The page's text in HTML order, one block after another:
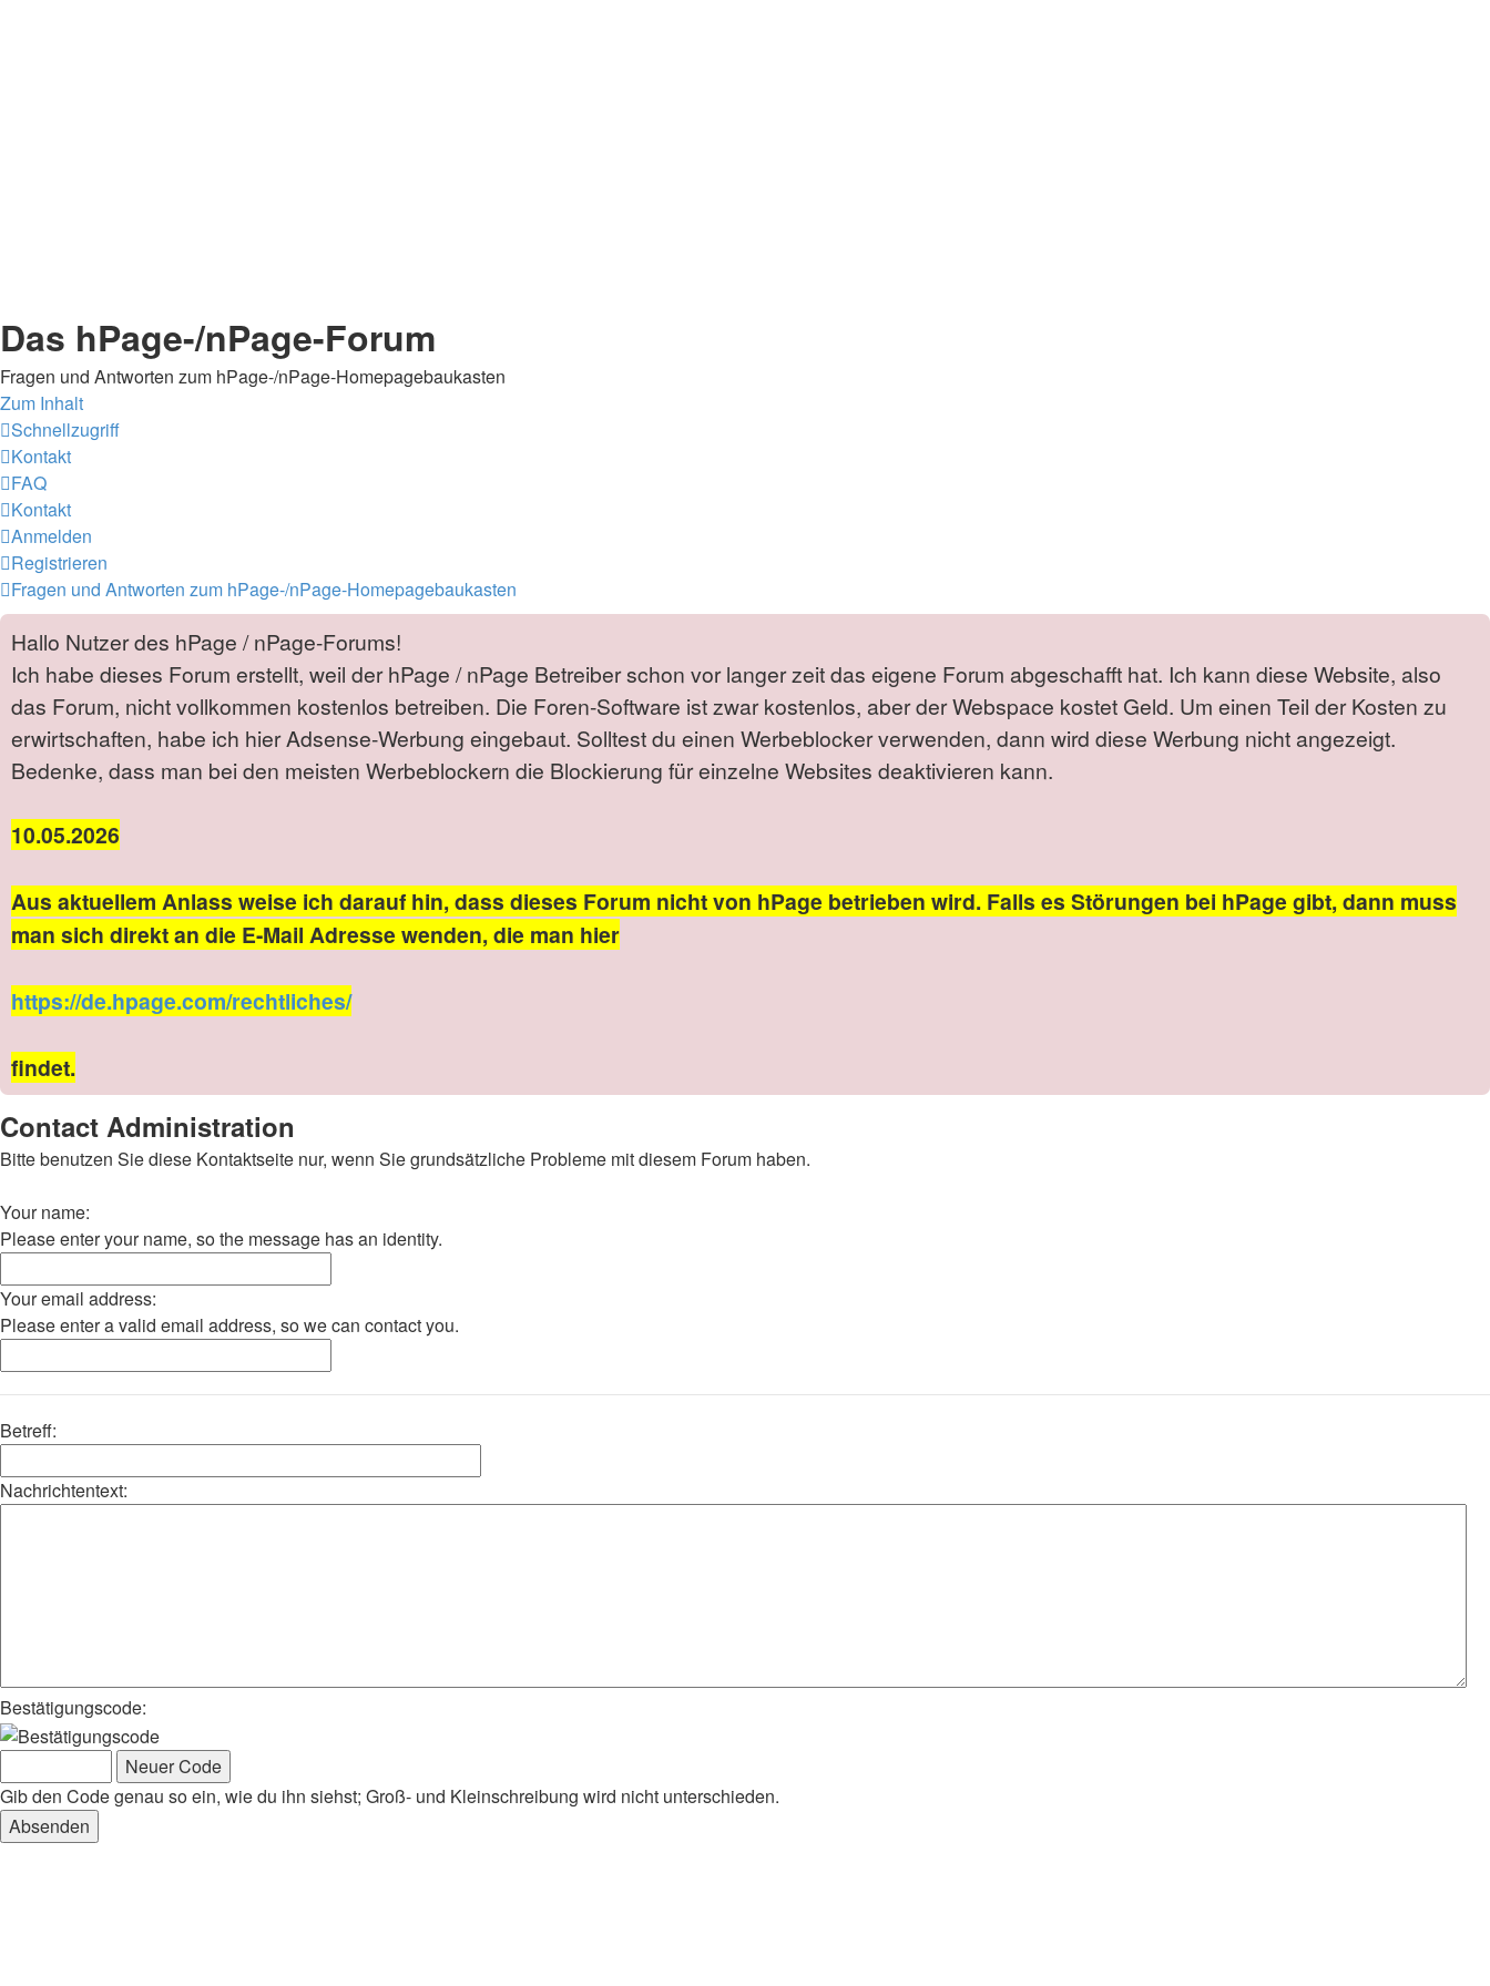
Das hPage-/nPage-Forum
Fragen und Antworten zum hPage-/nPage-Homepagebaukasten
Zum Inhalt
Schnellzugriff
Kontakt
FAQ
Kontakt
Anmelden
Registrieren
Fragen und Antworten zum hPage-/nPage-Homepagebaukasten
Hallo Nutzer des hPage / nPage-Forums!
Ich habe dieses Forum erstellt, weil der hPage / nPage Betreiber schon vor langer zeit das eigene Forum abgeschafft hat. Ich kann diese Website, also
das Forum, nicht vollkommen kostenlos betreiben. Die Foren-Software ist zwar kostenlos, aber der Webspace kostet Geld. Um einen Teil der Kosten zu
erwirtschaften, habe ich hier Adsense-Werbung eingebaut. Solltest du einen Werbeblocker verwenden, dann wird diese Werbung nicht angezeigt.
Bedenke, dass man bei den meisten Werbeblockern die Blockierung für einzelne Websites deaktivieren kann.
10.05.2026
Aus aktuellem Anlass weise ich darauf hin, dass dieses Forum nicht von hPage betrieben wird. Falls es Störungen bei hPage gibt, dann muss
man sich direkt an die E-Mail Adresse wenden, die man hier
https://de.hpage.com/rechtliches/
findet.
Contact Administration
Bitte benutzen Sie diese Kontaktseite nur, wenn Sie grundsätzliche Probleme mit diesem Forum haben.
Your name:
Please enter your name, so the message has an identity.
Your email address:
Please enter a valid email address, so we can contact you.
Betreff:
Nachrichtentext:
Bestätigungscode:
Gib den Code genau so ein, wie du ihn siehst; Groß- und Kleinschreibung wird nicht unterschieden.